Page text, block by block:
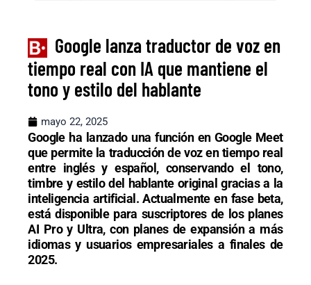
Google lanza traductor de voz en
tiempo real con IA que mantiene el
tono y estilo del hablante
mayo 22, 2025
Google ha lanzado una función en Google Meet
que permite la traducción de voz en tiempo real
entre inglés y español, conservando el tono,
timbre y estilo del hablante original gracias a la
inteligencia artificial. Actualmente en fase beta,
está disponible para suscriptores de los planes
AI Pro y Ultra, con planes de expansión a más
idiomas y usuarios empresariales a finales de
2025.